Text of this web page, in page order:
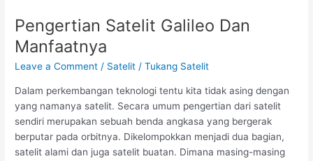
Pengertian Satelit Galileo Dan
Manfaatnya
Leave a Comment / Satelit /Tukang Satelit
Dalam perkembangan teknologi tentu kita tidak asing dengan
yang namanya satelit. Secara umum pengertian dari satelit
sendiri merupakan sebuah benda angkasa yang bergerak
berputar pada orbitnya. Dikelompokkan menjadi dua bagian,
satelit alami dan juga satelit buatan. Dimana masing-masing
Galileo
Dan
Manfaatnya